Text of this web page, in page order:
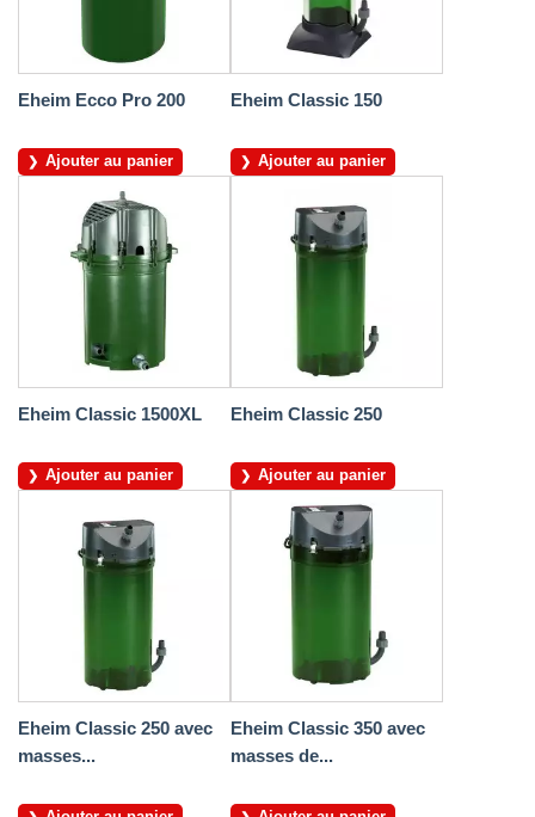
Eheim Ecco Pro 200
Ajouter au panier
Eheim Classic 150
Ajouter au panier
Eheim Classic 1500XL
Ajouter au panier
Eheim Classic 250
Ajouter au panier
Eheim Classic 250 avec
masses...
Eheim Classic 350 avec
masses de...